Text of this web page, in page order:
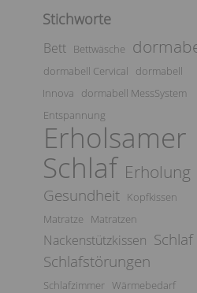
Stichworte
Bett Bettwäsche
dormabell Cervical
dormabell
Innova
dormabell MessSystem
Entspannung
Erholsamer
Schlaf Erholung
Gesundheit Kopfkissen
Matratze
Matratzen
Nackenstützkissen Schlaf
Schlafstörungen
Schlafzimmer Wärmebedarf